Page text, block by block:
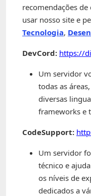
recomendações
usar nosso site e
Tecnologia,
DevCord: https://
Um servidor
todas as
diversas
frameworks e
CodeSupport:
Um servidor
técnico e
os níveis de
dedicados a